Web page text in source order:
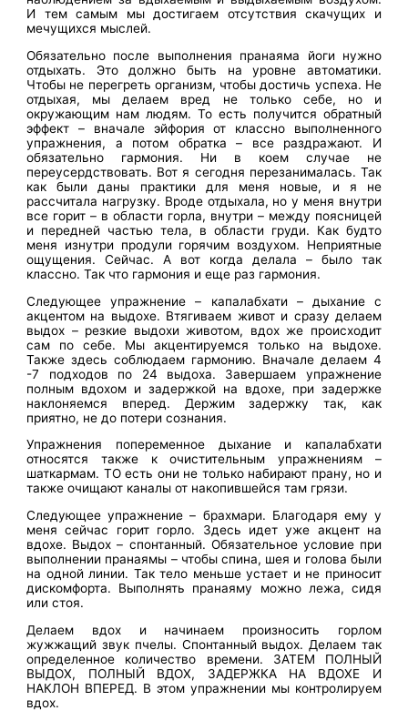
И тем самым мы достигаем отсутствия скачущих и
мечущихся мыслей.
Обязательно после выполнения пранаяма йоги нужно
отдыхать. Это должно быть на уровне автоматики.
Чтобы не перегреть организм, чтобы достичь успеха. Не
отдыхая, мы делаем вред не только себе, но и
окружающим нам людям. То есть получится обратный
эффект – вначале эйфория от классно выполненного
упражнения, а потом обратка – все раздражают. И
обязательно гармония. Ни в коем случае не
переусердствовать. Вот я сегодня перезанималась. Так
как были даны практики для меня новые, и я не
рассчитала нагрузку. Вроде отдыхала, но у меня внутри
все горит – в области горла, внутри – между поясницей
и передней частью тела, в области груди. Как будто
меня изнутри продули горячим воздухом. Неприятные
ощущения. Сейчас. А вот когда делала – было так
классно. Так что гармония и еще раз гармония.
Следующее упражнение – капалабхати – дыхание с
акцентом на выдохе. Втягиваем живот и сразу делаем
выдох – резкие выдохи животом, вдох же происходит
сам по себе. Мы акцентируемся только на выдохе.
Также здесь соблюдаем гармонию. Вначале делаем 4
-7 подходов по 24 выдоха. Завершаем упражнение
полным вдохом и задержкой на вдохе, при задержке
наклоняемся вперед. Держим задержку так, как
приятно, не до потери сознания.
Упражнения попеременное дыхание и капалабхати
относятся также к очистительным упражнениям –
шаткармам. ТО есть они не только набирают прану, но и
также очищают каналы от накопившейся там грязи.
Следующее упражнение – брахмари. Благодаря ему у
меня сейчас горит горло. Здесь идет уже акцент на
вдохе. Выдох – спонтанный. Обязательное условие при
выполнении пранаямы – чтобы спина, шея и голова были
на одной линии. Так тело меньше устает и не приносит
дискомфорта. Выполнять пранаяму можно лежа, сидя
или стоя.
Делаем вдох и начинаем произносить горлом
жужжащий звук пчелы. Спонтанный выдох. Делаем так
определенное количество времени. ЗАТЕМ ПОЛНЫЙ
ВЫДОХ, ПОЛНЫЙ ВДОХ, ЗАДЕРЖКА НА ВДОХЕ И
НАКЛОН ВПЕРЕД. В этом упражнении мы контролируем
вдох.